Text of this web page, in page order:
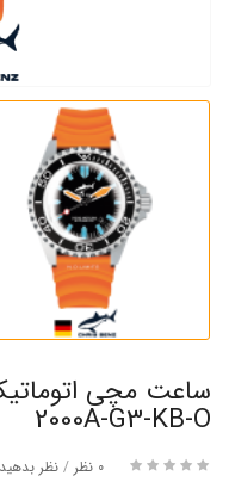
2000A-G3-KB-O
0 نظر / نظر بدهید